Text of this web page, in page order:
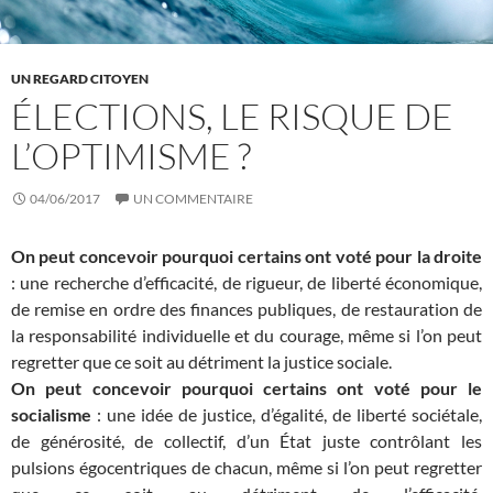
UN REGARD CITOYEN
ÉLECTIONS, LE RISQUE DE
L’OPTIMISME ?
04/06/2017 UN COMMENTAIRE
On peut concevoir pourquoi certains ont voté pour la droite
: une recherche d’efficacité, de rigueur, de liberté économique,
de remise en ordre des finances publiques, de restauration de
la responsabilité individuelle et du courage, même si l’on peut
regretter que ce soit au détriment la justice sociale.
On peut concevoir pourquoi certains ont voté pour le
socialisme : une idée de justice, d’égalité, de liberté sociétale,
de générosité, de collectif, d’un État juste contrôlant les
pulsions égocentriques de chacun, même si l’on peut regretter